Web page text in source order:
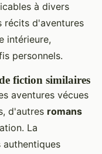
à divers
récits d'aventures
intérieure,
personnels.
fiction similaires
aventures vécues
d'autres romans
La